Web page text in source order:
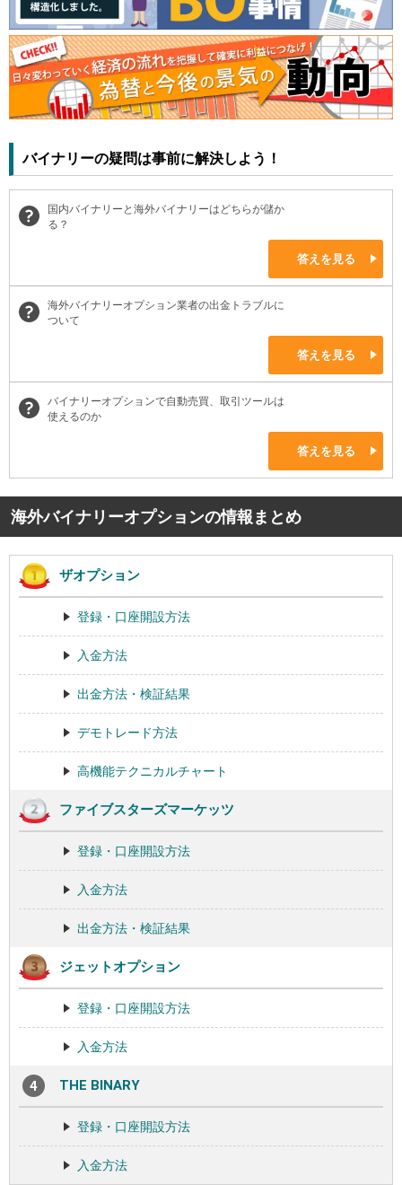
バイナリーの疑問は事前に解決しよう！
国内バイナリーと海外バイナリーはどちらが儲か
る？
答えを見る
海外バイナリーオプション業者の出金トラブルに
ついて
答えを見る
バイナリーオプションで自動売買、取引ツールは
使えるのか
答えを見る
海外バイナリーオプションの情報まとめ
ザオプション
登録・口座開設方法
入金方法
出金方法・検証結果
デモトレード方法
高機能テクニカルチャート
ファイブスターズマーケッツ
登録・口座開設方法
入金方法
出金方法・検証結果
ジェットオプション
登録・口座開設方法
入金方法
THE BINARY
登録・口座開設方法
入金方法